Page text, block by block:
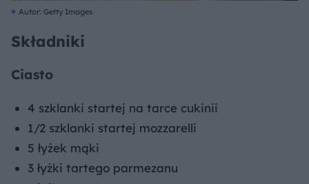
Autor: Getty Images
Składniki
Ciasto
4 szklanki startej na tarce cukinii
1/2 szklanki startej mozzarelli
5 łyżek mąki
3 łyżki tartego parmezanu